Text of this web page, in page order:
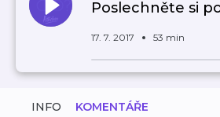
Poslechněte si
17. 7. 2017 53 min
INFO KOMENTÁŘE